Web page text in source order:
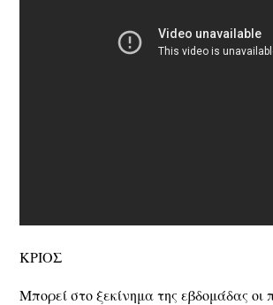
ΚΡΙΟΣ
Μπορεί στο ξεκίνημα της εβδομάδας οι